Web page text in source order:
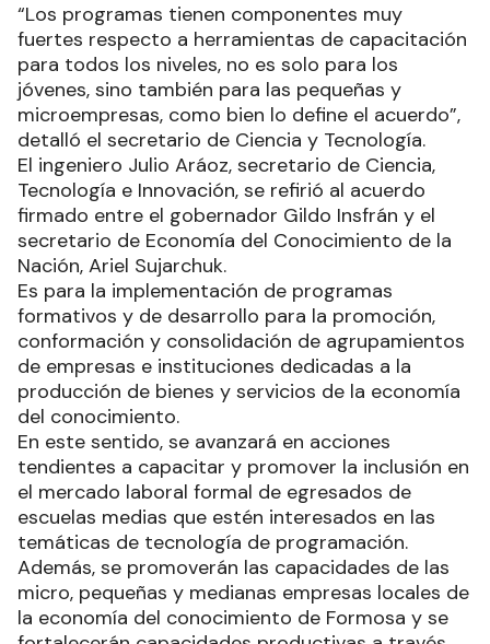
“Los programas tienen componentes muy
fuertes respecto a herramientas de capacitación
para todos los niveles, no es solo para los
jóvenes, sino también para las pequeñas y
microempresas, como bien lo define el acuerdo”,
detalló el secretario de Ciencia y Tecnología.
El ingeniero Julio Aráoz, secretario de Ciencia,
Tecnología e Innovación, se refirió al acuerdo
firmado entre el gobernador Gildo Insfrán y el
secretario de Economía del Conocimiento de la
Nación, Ariel Sujarchuk.
Es para la implementación de programas
formativos y de desarrollo para la promoción,
conformación y consolidación de agrupamientos
de empresas e instituciones dedicadas a la
producción de bienes y servicios de la economía
del conocimiento.
En este sentido, se avanzará en acciones
tendientes a capacitar y promover la inclusión en
el mercado laboral formal de egresados de
escuelas medias que estén interesados en las
temáticas de tecnología de programación.
Además, se promoverán las capacidades de las
micro, pequeñas y medianas empresas locales de
la economía del conocimiento de Formosa y se